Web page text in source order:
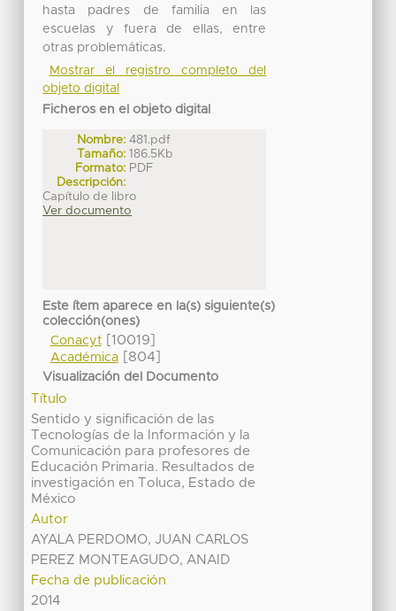
hasta padres de familia en las
escuelas y fuera de ellas, entre
otras problemáticas.
Mostrar el registro completo del
objeto digital
Ficheros en el objeto digital
Nombre: 481.pdf
Tamaño: 186.5Kb
Formato: PDF
Descripción:
Capítulo de libro
Ver documento
Este ítem aparece en la(s) siguiente(s)
colección(ones)
Conacyt[10019]
Académica[804]
Visualización del Documento
Título
Sentido y significación de las
Tecnologías de la Información y la
Comunicación para profesores de
Educación Primaria. Resultados de
investigación en Toluca, Estado de
México
Autor
AYALA PERDOMO, JUAN CARLOS
PEREZ MONTEAGUDO, ANAID
Fecha de publicación
2014